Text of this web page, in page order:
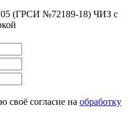
(ГРСИ №72189-18) ЧИЗ с
своё согласие на обработку